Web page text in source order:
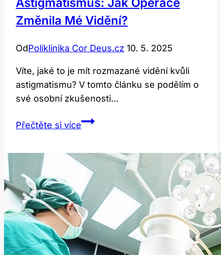
Změnila Mé Vidění?
OdPoliklinika Cor Deus.cz 10. 5. 2025
Víte, jaké to je mít rozmazané vidění kvůli
astigmatismu? V tomto článku se podělím o
své osobní zkušenosti…
Přečtěte si víceAstigmatismus:
změnila
mé
vidění?